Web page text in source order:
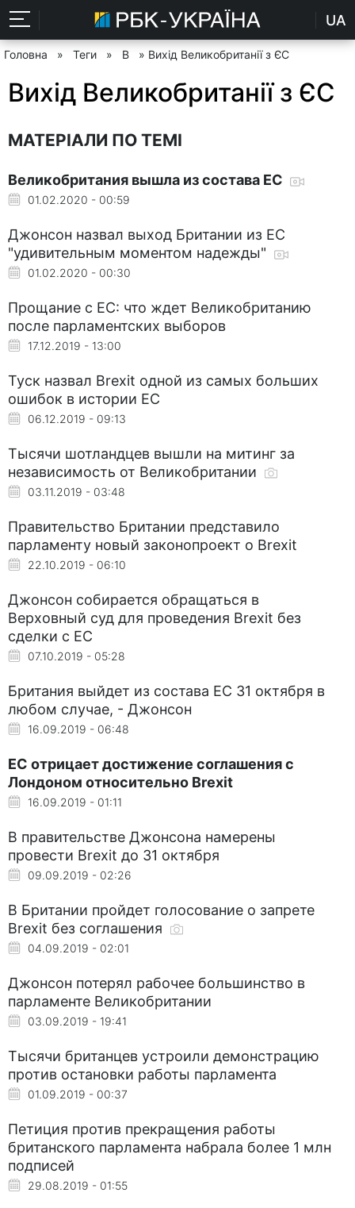
UA
Головна » Теги » В » Вихід Великобританії з ЄС
Вихід Великобританії з ЄС
МАТЕРІАЛИ ПО ТЕМІ
Великобритания вышла из состава ЕС
01.02.2020 - 00:59
Джонсон назвал выход Британии из ЕС
"удивительным моментом надежды"
01.02.2020 - 00:30
Прощание с ЕС: что ждет Великобританию
после парламентских выборов
17.12.2019 - 13:00
Туск назвал Brexit одной из самых больших
ошибок в истории ЕС
06.12.2019 - 09:13
Тысячи шотландцев вышли на митинг за
независимость от Великобритании
03.11.2019 - 03:48
Правительство Британии представило
парламенту новый законопроект о Brexit
22.10.2019 - 06:10
Джонсон собирается обращаться в
Верховный суд для проведения Brexit без
сделки с ЕС
07.10.2019 - 05:28
Британия выйдет из состава ЕС 31 октября в
любом случае, - Джонсон
16.09.2019 - 06:48
ЕС отрицает достижение соглашения с
Лондоном относительно Brexit
16.09.2019 - 01:11
В правительстве Джонсона намерены
провести Brexit до 31 октября
09.09.2019 - 02:26
В Британии пройдет голосование о запрете
Brexit без соглашения
04.09.2019 - 02:01
Джонсон потерял рабочее большинство в
парламенте Великобритании
03.09.2019 - 19:41
Тысячи британцев устроили демонстрацию
против остановки работы парламента
01.09.2019 - 00:37
Петиция против прекращения работы
британского парламента набрала более 1 млн
подписей
29.08.2019 - 01:55